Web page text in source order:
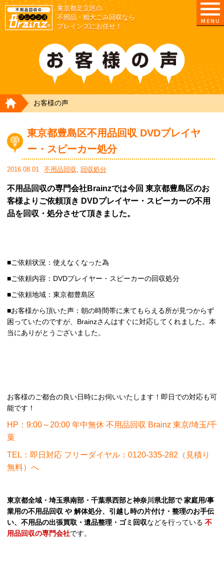
東京都足立区の
不用品・粗大ごみ回収なら
ブレインズにお任せ！
HOME
お客様の声
東京都豊島区不用品回収 DVDプレイヤ
ー・スピーカー処分
2016.08.01 不用品回収, 回収処分
不用品回収の専門会社Brainzでは今回 東京都豊島区のお
客様よりご依頼頂き DVDプレイヤー・スピーカーの不用
品を回収・処分させて頂きました。
■ご依頼状況：使えなくなった為
■ご依頼内容：DVDプレイヤー・スピーカーの回収処分
■ご依頼地域：東京都豊島区
■お客様から頂いた声：朝の時間帯に来てもらえる所が見つからず
困っていたのですが、Brainzさんはすぐに対応してくれました。本
当にありがとうございました。
お客様のご都合の良い日時にお伺いいたします！即日での対応も可
能です！
HP：9:00～20:00 年中無休 不用品回収 Brainz 東京/埼玉/千
葉
TEL：即日対応 フリーダイヤル：0120-335-282（見積り
無料）へ
東京都全域・埼玉県南部・千葉県西部と神奈川県北部で 家庭用/事
業用の不用品回収 や 解体処分、引越し時の片付け・整理のお手伝
い、不用品の出張買取・遺品整理・ゴミ回収などを行っている 不
用品回収の専門会社です。